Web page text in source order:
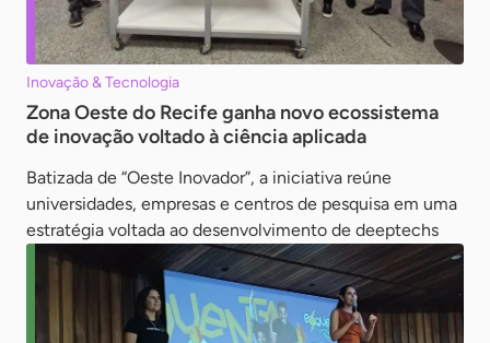
Inovação & Tecnologia
Zona Oeste do Recife ganha novo ecossistema
de inovação voltado à ciência aplicada
Batizada de “Oeste Inovador”, a iniciativa reúne
universidades, empresas e centros de pesquisa em uma
estratégia voltada ao desenvolvimento de deeptechs